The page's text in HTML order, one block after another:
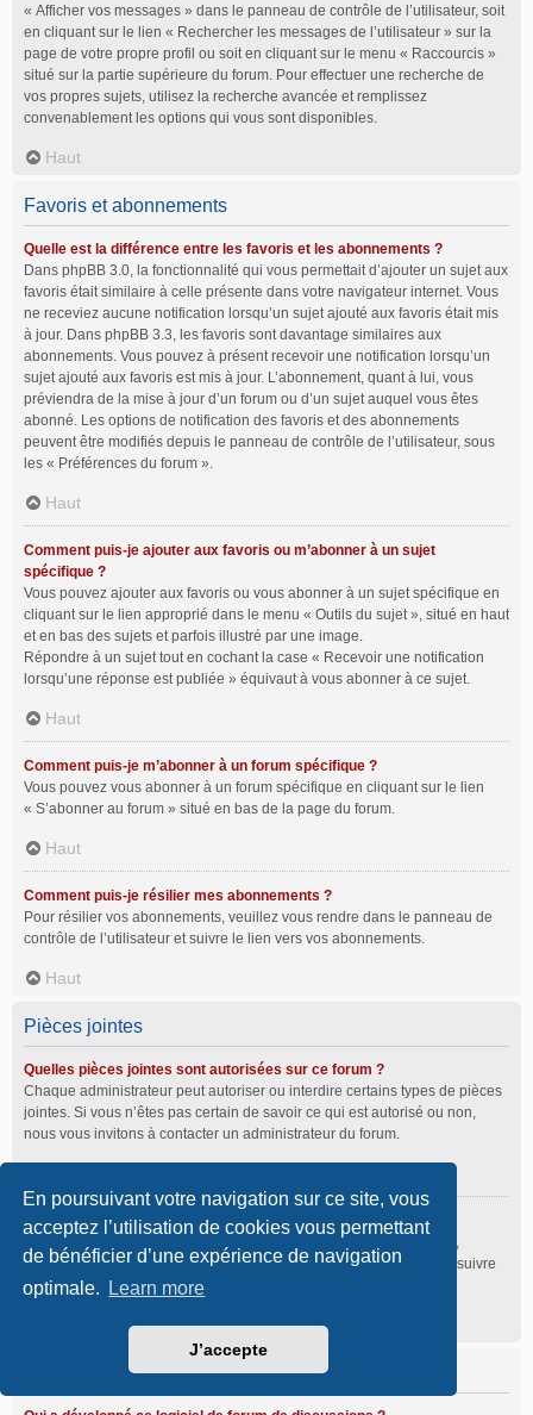
En poursuivant votre navigation sur ce site, vous
acceptez l’utilisation de cookies vous permettant
de bénéficier d’une expérience de navigation
optimale.
Learn more
J’accepte
« Afficher vos messages » dans le panneau de contrôle de l’utilisateur, soit
en cliquant sur le lien « Rechercher les messages de l’utilisateur » sur la
page de votre propre profil ou soit en cliquant sur le menu « Raccourcis »
situé sur la partie supérieure du forum. Pour effectuer une recherche de
vos propres sujets, utilisez la recherche avancée et remplissez
convenablement les options qui vous sont disponibles.
Haut
Favoris et abonnements
Quelle est la différence entre les favoris et les abonnements ?
Dans phpBB 3.0, la fonctionnalité qui vous permettait d’ajouter un sujet aux
favoris était similaire à celle présente dans votre navigateur internet. Vous
ne receviez aucune notification lorsqu’un sujet ajouté aux favoris était mis
à jour. Dans phpBB 3.3, les favoris sont davantage similaires aux
abonnements. Vous pouvez à présent recevoir une notification lorsqu’un
sujet ajouté aux favoris est mis à jour. L’abonnement, quant à lui, vous
préviendra de la mise à jour d’un forum ou d’un sujet auquel vous êtes
abonné. Les options de notification des favoris et des abonnements
peuvent être modifiés depuis le panneau de contrôle de l’utilisateur, sous
les « Préférences du forum ».
Haut
Comment puis-je ajouter aux favoris ou m’abonner à un sujet
spécifique ?
Vous pouvez ajouter aux favoris ou vous abonner à un sujet spécifique en
cliquant sur le lien approprié dans le menu « Outils du sujet », situé en haut
et en bas des sujets et parfois illustré par une image.
Répondre à un sujet tout en cochant la case « Recevoir une notification
lorsqu’une réponse est publiée » équivaut à vous abonner à ce sujet.
Haut
Comment puis-je m’abonner à un forum spécifique ?
Vous pouvez vous abonner à un forum spécifique en cliquant sur le lien
« S’abonner au forum » situé en bas de la page du forum.
Haut
Comment puis-je résilier mes abonnements ?
Pour résilier vos abonnements, veuillez vous rendre dans le panneau de
contrôle de l’utilisateur et suivre le lien vers vos abonnements.
Haut
Pièces jointes
Quelles pièces jointes sont autorisées sur ce forum ?
Chaque administrateur peut autoriser ou interdire certains types de pièces
jointes. Si vous n’êtes pas certain de savoir ce qui est autorisé ou non,
nous vous invitons à contacter un administrateur du forum.
Comment puis-je retrouver toutes mes pièces jointes ?
Pour retrouver la liste des pièces jointes que vous avez transférées,
veuillez vous rendre dans le panneau de contrôle de l’utilisateur et suivre
les liens vers la section des pièces jointes.
À propos de phpBB